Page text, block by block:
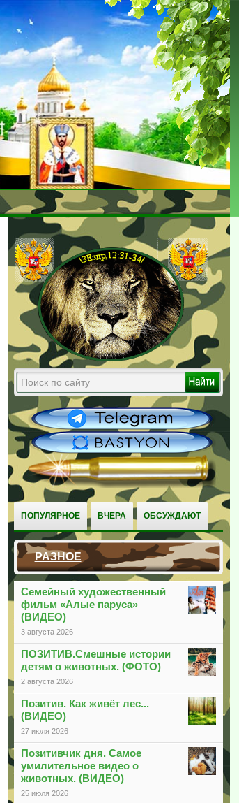
ПОПУЛЯРНОЕ ВЧЕРА ОБСУЖДАЮТ
РАЗНОЕ
Семейный художественный
фильм «Алые паруса»
(ВИДЕО)
3 августа 2026
ПОЗИТИВ.Смешные истории
детям о животных. (ФОТО)
2 августа 2026
Позитив. Как живёт лес...
(ВИДЕО)
27 июля 2026
Позитивчик дня. Самое
умилительное видео о
животных. (ВИДЕО)
25 июля 2026